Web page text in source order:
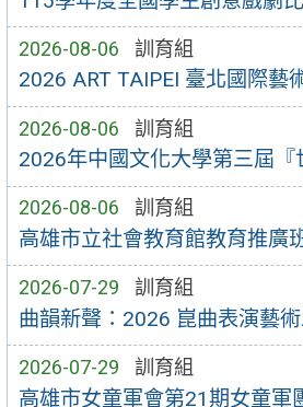
2026-08-06 訓育組
2026 ART TAIPEI 臺北國際藝
2026-08-06 訓育組
2026年中國文化大學第三屆『
2026-08-06 訓育組
高雄市立社會教育館教育推廣
2026-07-29 訓育組
曲韻新聲：2026 崑曲表演藝
2026-07-29 訓育組
高雄市女童軍會第21期女童軍